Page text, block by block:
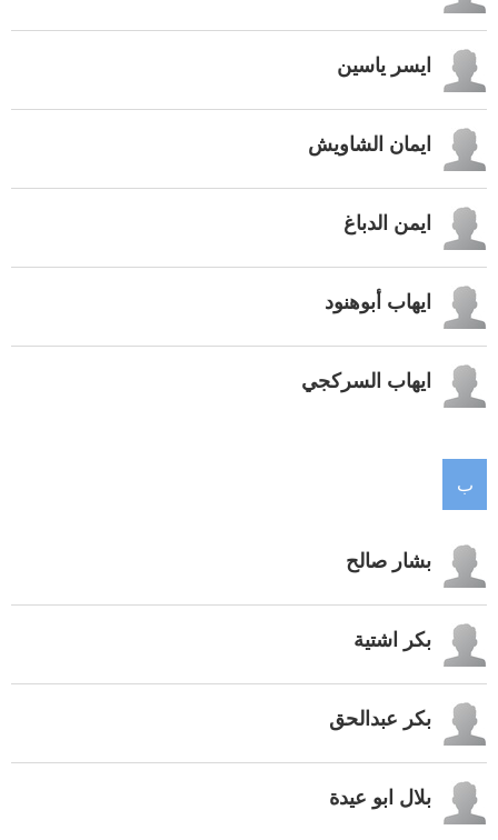
ايسر ياسين
ايمان الشاويش
ايمن الدباغ
ايهاب أبوهنود
ايهاب السركجي
ب
بشار صالح
بكر اشتية
بكر عبدالحق
بلال ابو عيدة